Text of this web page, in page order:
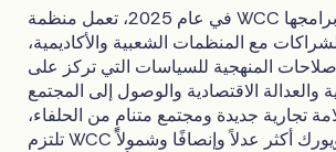
في عام 2025، تعمل منظمة WCC على توسيع برامجها
مع المنظمات الشعبية والأكاديمية،
المنهجية للسياسات التي تركز على
والعدالة الاقتصادية والوصول إلى المجتمع
تجارية جديدة ومجتمع متنامٍ من الحلفاء،
تلتزم WCC ببناء مدينة نيويورك أكثر عدلاً وإنصافًا وشمولاً